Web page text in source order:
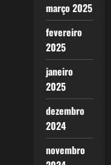
março 2025
fevereiro
2025
janeiro
2025
dezembro
2024
novembro